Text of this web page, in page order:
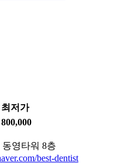
최저가
800,000
영타워 8층
best-dentist